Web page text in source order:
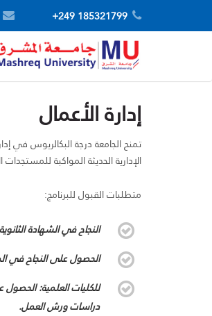
185321799 249+
إدارة الأعمال
تمنح الجامعة درجة البكالريوس في
الإدارية الحديثة المواكبة
متطلبات القبول للبرنامج:
النجاح في الشهادة
الحصول على النجاح في
للكليات العلمية:
دراسات ورش العمل.